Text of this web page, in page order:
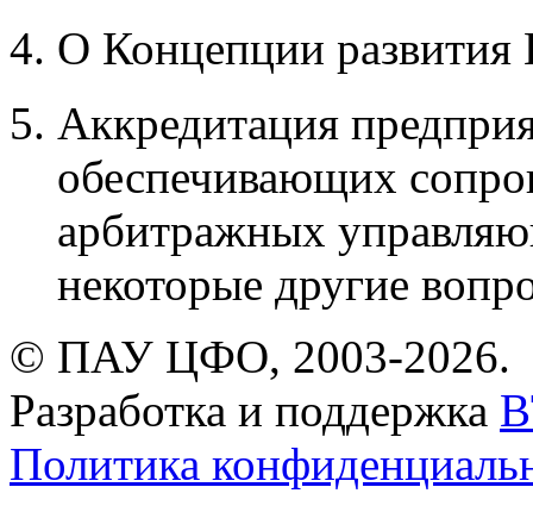
О Концепции
Аккредитация
обеспечивающих
арбитражных
некоторые другие
© ПАУ ЦФО, 2003-2026.
Разработка и поддержка
Политика